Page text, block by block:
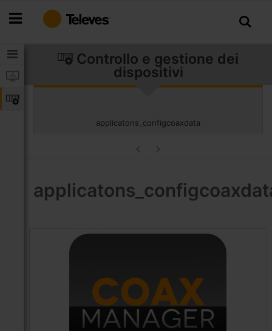
al
Controllo e gestione dei
dispositivi
applicatons_configcoaxdata